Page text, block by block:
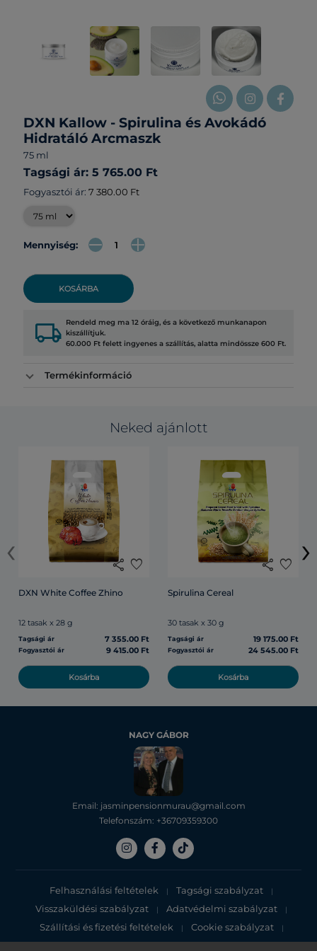
DXN Kallow - Spirulina és Avokádó
Hidratáló Arcmaszk
75 ml
Tagsági ár: 5 765.00 Ft
Fogyasztói ár: 7 380.00 Ft
Mennyiség:
KOSÁRBA
local_shipping Rendeld meg ma 12 óráig, és a következő munkanapon
kiszállítjuk.
60.000 Ft felett ingyenes a szállítás, alatta mindössze 600 Ft.
Termékinformáció
Neked ajánlott
share favorite
DXN White Coffee Zhino
12 tasak x 28 g
Tagsági ár 7 355.00 Ft
Fogyasztói ár 9 415.00 Ft
Kosárba
share favorite
Spirulina Cereal
30 tasak x 30 g
Tagsági ár 19 175.00 Ft
Fogyasztói ár 24 545.00 Ft
Kosárba
‹ ›
NAGY GÁBOR
Email: jasminpensionmurau@gmail.com
Telefonszám: +36709359300
Felhasználási feltételek | Tagsági szabályzat |
Visszaküldési szabályzat | Adatvédelmi szabályzat |
Szállítási és fizetési feltételek | Cookie szabályzat |
Adatvédelmi tájékoztató